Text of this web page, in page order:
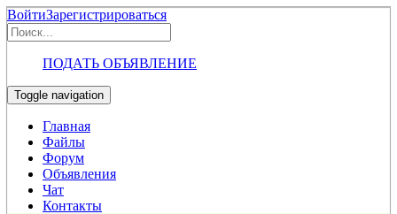
ВойтиЗарегистрироваться
ПОДАТЬ ОБЪЯВЛЕНИЕ
Toggle navigation
Главная
Файлы
Форум
Объявления
Чат
Контакты